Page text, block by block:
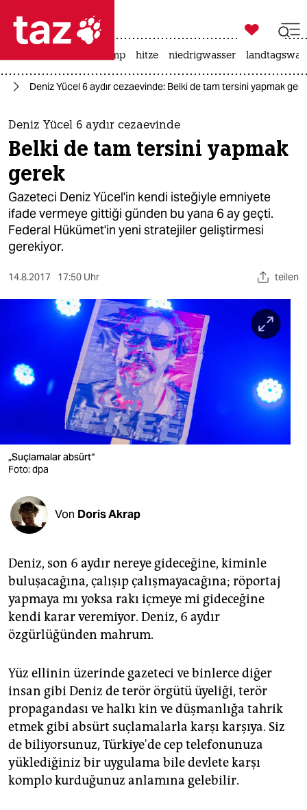
 taz zahl ich
taz zahl ich
themen
politik
öko
gesellschaft
kultur
sport
wahrheit
verlag
veranstaltungen
fragen & hilfe
unterstützen
abo
genossenschaft
epaper login

taz zahl ich
usa unter trump hitze niedrigwasser
Deniz Yücel 6 aydır cezaevinde: Belki de tam tersini yapmak
Deniz Yücel 6 aydır cezaevinde
Belki de tam tersini yapmak
gerek
Gazeteci Deniz Yücel'in kendi isteğiyle emniyete
ifade vermeye gittiği günden bu yana 6 ay geçti.
Federal Hükümet'in yeni stratejiler geliştirmesi
gerekiyor.
14.8.2017 17:50 Uhr teilen
„Suçlamalar absürt“
Foto: dpa
Von Doris Akrap
Deniz, son 6 aydır nereye gideceğine, kiminle
buluşacağına, çalışıp çalışmayacağına; röportaj
yapmaya mı yoksa rakı içmeye mi gideceğine
kendi karar veremiyor. Deniz, 6 aydır
özgürlüğünden mahrum.
Yüz ellinin üzerinde gazeteci ve binlerce diğer
insan gibi Deniz de terör örgütü üyeliği, terör
propagandası ve halkı kin ve düşmanlığa tahrik
etmek gibi absürt suçlamalarla karşı karşıya. Siz
de biliyorsunuz, Türkiye'de cep telefonunuza
yüklediğiniz bir uygulama bile devlete karşı
komplo kurduğunuz anlamına gelebilir.